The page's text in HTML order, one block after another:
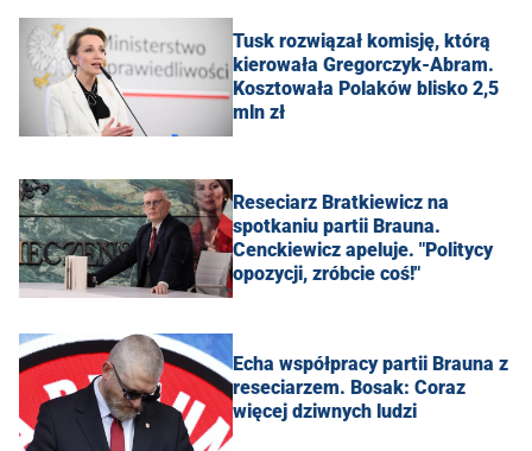
Tusk rozwiązał komisję, którą
kierowała Gregorczyk-Abram.
Kosztowała Polaków blisko 2,5
mln zł
Reseciarz Bratkiewicz na
spotkaniu partii Brauna.
Cenckiewicz apeluje. "Politycy
opozycji, zróbcie coś!"
Echa współpracy partii Brauna z
reseciarzem. Bosak: Coraz
więcej dziwnych ludzi